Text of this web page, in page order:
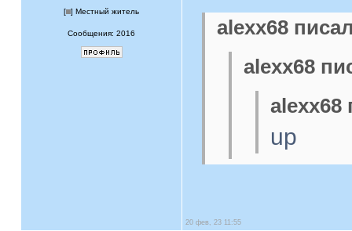
[ ] Местный житель
Сообщения: 2016
alexx68
alexx68
alexx68
up
20 фев, 23 11:55